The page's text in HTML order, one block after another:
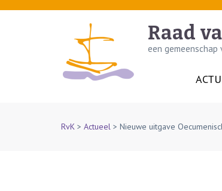
Skip
Raad
een
RvK > Actueel > Nieuwe uitgave